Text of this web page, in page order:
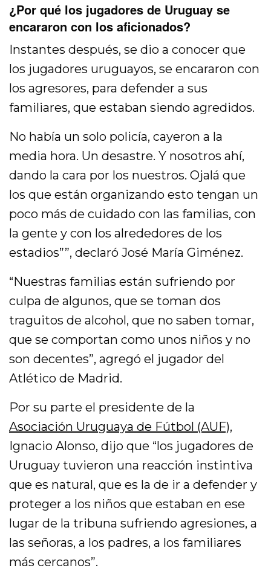
¿Por qué los jugadores de Uruguay se
encararon con los aficionados?
Instantes después, se dio a conocer que
los jugadores uruguayos, se encararon con
los agresores, para defender a sus
familiares, que estaban siendo agredidos.
No había un solo policía, cayeron a la
media hora. Un desastre. Y nosotros ahí,
dando la cara por los nuestros. Ojalá que
los que están organizando esto tengan un
poco más de cuidado con las familias, con
la gente y con los alrededores de los
estadios””, declaró José María Giménez.
“Nuestras familias están sufriendo por
culpa de algunos, que se toman dos
traguitos de alcohol, que no saben tomar,
que se comportan como unos niños y no
son decentes”, agregó el jugador del
Atlético de Madrid.
Por su parte el presidente de la
Asociación Uruguaya de Fútbol (AUF),
Ignacio Alonso, dijo que “los jugadores de
Uruguay tuvieron una reacción instintiva
que es natural, que es la de ir a defender y
proteger a los niños que estaban en ese
lugar de la tribuna sufriendo agresiones, a
las señoras, a los padres, a los familiares
más cercanos”.